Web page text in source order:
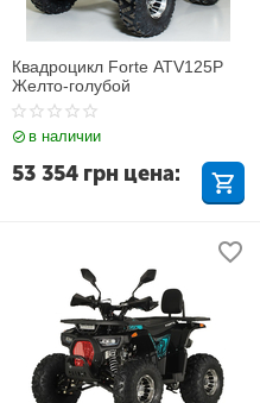
Квадроцикл Forte ATV125P
Желто-голубой
в наличии
53 354 грн цена: